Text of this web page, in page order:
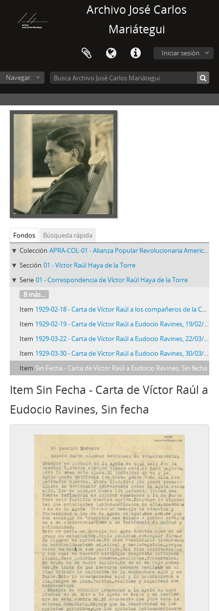
Archivo José Carlos
Mariátegui
Iniciar sesión
Navegar
Fondos
Búsqueda rápida
Colección APRA-COL-01 - Alianza Popular Revolucionaria Americana-APRA (Colección)
Sección 01 - Víctor Raúl Haya de la Torre
Serie 01 - Correspondencia de Víctor Raúl Haya de la Torre
8 más...
Item 1929-02-18 - Carta de Víctor Raúl a los compañeros de la Célula de París, 18/02/1929
Item 1929-02-19 - Carta de Víctor Raúl a Eudocio Ravines, 19/02/1929
Item 1929-03-22 - Carta de Víctor Raúl a Eudocio Ravines, 22/03/1929
Item 1929-03-30 - Carta de Víctor Raúl a Eudocio Ravines, 30/03/1929
Item Sin Fecha - Carta de Víctor Raúl a Eudocio Ravines, Sin fecha
Item Sin Fecha - Carta de Víctor Raúl a
Eudocio Ravines, Sin fecha